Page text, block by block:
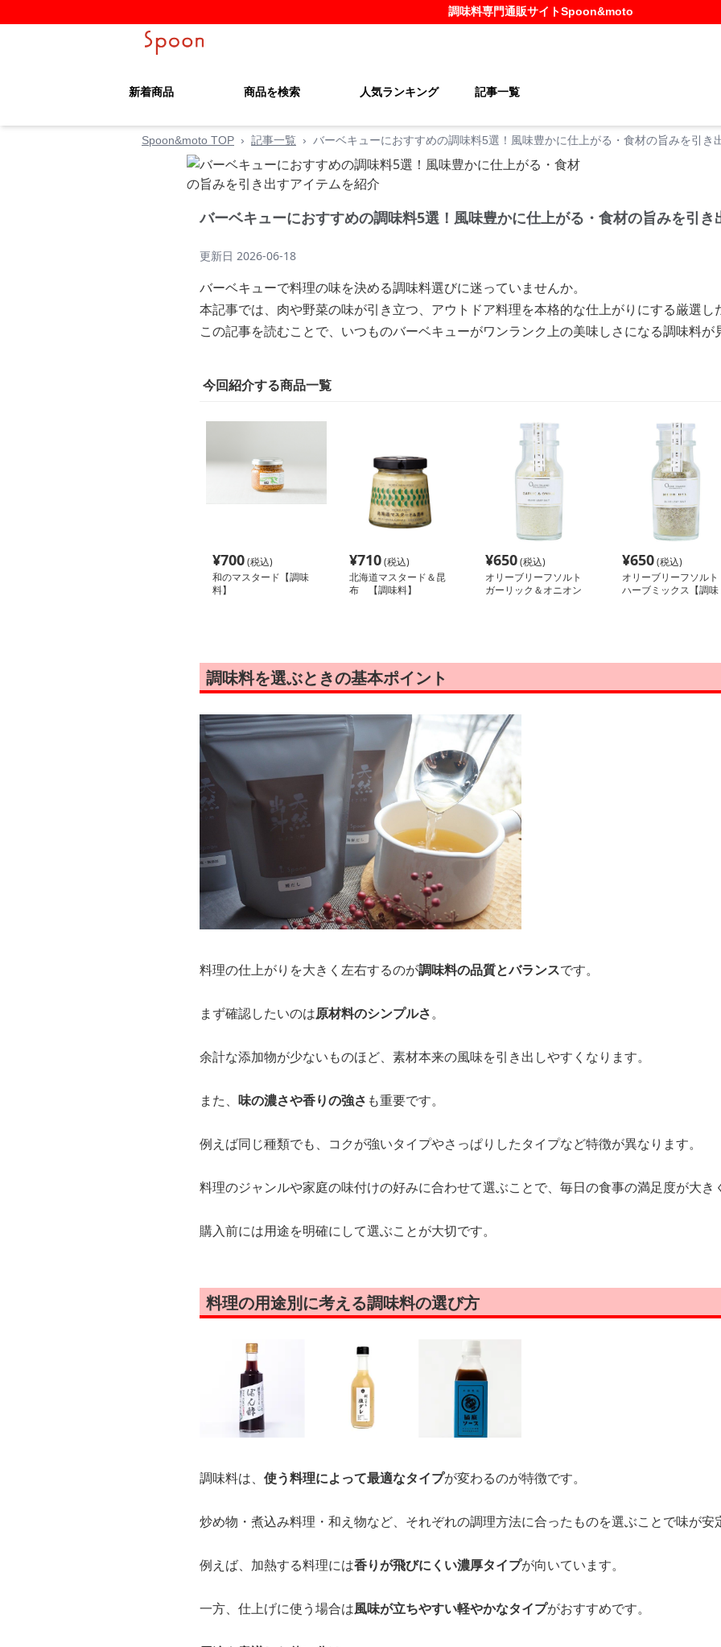
調味料専門通販サイトSpoon&moto
新着商品 商品を検索 人気ランキング 記事一覧
Spoon&moto TOP › 記事一覧 › バーベキューにおすすめの調味料5選！風味豊かに仕上がる・食材の旨みを引き
バーベキューにおすすめの調味料5選！風味豊かに仕上がる・食材の旨みを引き
更新日 2026-06-18
バーベキューで料理の味を決める調味料選びに迷っていませんか。
本記事では、肉や野菜の味が引き立つ、アウトドア料理を本格的な仕上がりにする厳選し
この記事を読むことで、いつものバーベキューがワンランク上の美味しさになる調味料が
今回紹介する商品一覧
¥700(税込)
和のマスタード【調味
料】
¥710(税込)
北海道マスタード＆昆
布 【調味料】
¥650(税込)
オリーブリーフソルト
ガーリック＆オニオン
¥650(税込)
オリーブリーフソルト
ハーブミックス【調味
調味料を選ぶときの基本ポイント
料理の仕上がりを大きく左右するのが調味料の品質とバランスです。
まず確認したいのは原材料のシンプルさ。
余計な添加物が少ないものほど、素材本来の風味を引き出しやすくなります。
また、 味の濃さや香りの強さ も重要です。
例えば同じ種類でも、コクが強いタイプやさっぱりしたタイプなど特徴が異なります。
料理のジャンルや家庭の味付けの好みに合わせて選ぶことで、毎日の食事の満足度が大き
購入前には用途を明確にして選ぶことが大切です。
料理の用途別に考える調味料の選び方
調味料は、 使う料理によって最適なタイプが変わるのが特徴です。
炒め物・煮込み料理・和え物など、それぞれの調理方法に合ったものを選ぶことで味が安
例えば、加熱する料理には香りが飛びにくい濃厚タイプが向いています。
一方、仕上げに使う場合は風味が立ちやすい軽やかなタイプがおすすめです。